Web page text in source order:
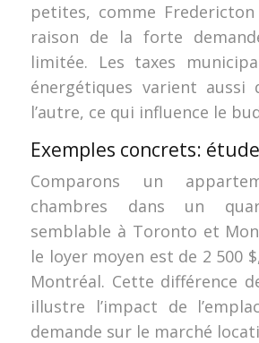
petites, comme
raison de la forte
limitée. Les taxes
énergétiques varient aussi
l’autre, ce qui influence le
Exemples concrets:
Comparons un
chambres dans un
semblable à Toronto et
le loyer moyen est de 2 500
Montréal. Cette différence
illustre l’impact de
demande sur le marché